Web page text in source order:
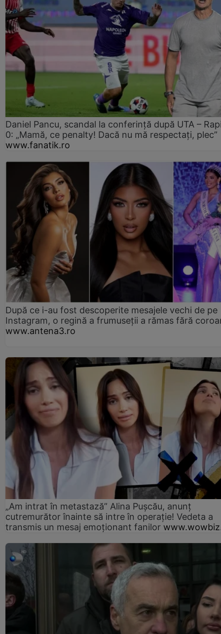
Daniel Pancu, scandal la conferință după UTA –
0: „Mamă, ce penalty! Dacă nu mă respectați, plec”
www.fanatik.ro
După ce i-au fost descoperite mesajele vechi de pe
Instagram, o regină a frumuseții a rămas fără
www.antena3.ro
„Am intrat în metastază” Alina Pușcău, anunț
cutremurător înainte să intre în operație! Vedeta a
transmis un mesaj emoționant fanilor